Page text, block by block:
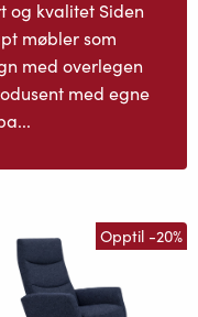
og kvalitet Siden
møbler som
med overlegen
med egne
Opptil -20%